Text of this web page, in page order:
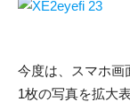
今度は、スマホ画
1枚の写真を拡大